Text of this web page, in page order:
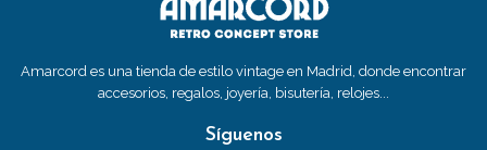
Amarcord es una tienda de estilo vintage en Madrid, donde encontrar
accesorios, regalos, joyería, bisutería, relojes...
Síguenos